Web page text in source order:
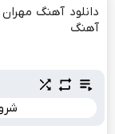
دانلود آهنگ
آهنگ
دانلود
بشنوید و لذت